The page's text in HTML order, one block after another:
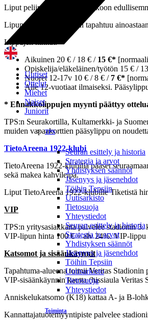
Uutiset
Ottelut
Miehet
Naiset
Juniorit
TPS
Seuran esittely ja historia
Strategia ja arvot
Yhdistyksen säännöt
Jäsenyys ja jäsenehdot
Töihin Tepsiin
Uutisarkisto
Tietosuoja
Yhteystiedot
Seuran esittely ja historia
Strategia ja arvot
Yhdistyksen säännöt
Jäsenyys ja jäsenehdot
Töihin Tepsiin
Uutisarkisto
Tietosuoja
Yhteystiedot
Toiminta
Liput peliin voit ostaa ennakkoon
Lipunmyynti ennakkoon tapahtuu
Lippujen hinnat:
Aikuinen 20 € / 18 € / 15 €*
Opiskelija/eläkeläinen/työtön 15 € /
Nuoret 12-17v 10 € / 8 € / 7 €*
Alle 12-vuotiaat ilmaiseksi.
* Ennakkolippujen myynti päättyy
TPS:n Seurakortilla, Kultamerkki- ja
muiden vapaakorttien pääsylippu on
TietoAreena 1922-klubi
TietoAreena 1922-klubilla pääset
sekä makea kahvileipä.
Liput TietoAreena 1922-klubille Tiketistä
VIP
TPS:n yritysasiakkaita palvelee stadionin
VIP-lipun hinta 100 € + alv 24%. VIP-lippu
Katsomot ja sisäänkäynnit
Tapahtuma-alueena toimii Veritas Stadionin
VIP-sisäänkäynnin kautta (hissiaula Veritas
Anniskelukatsomo (K18) kattaa A- ja B-
Kannattajatuotemyyntipiste palvelee